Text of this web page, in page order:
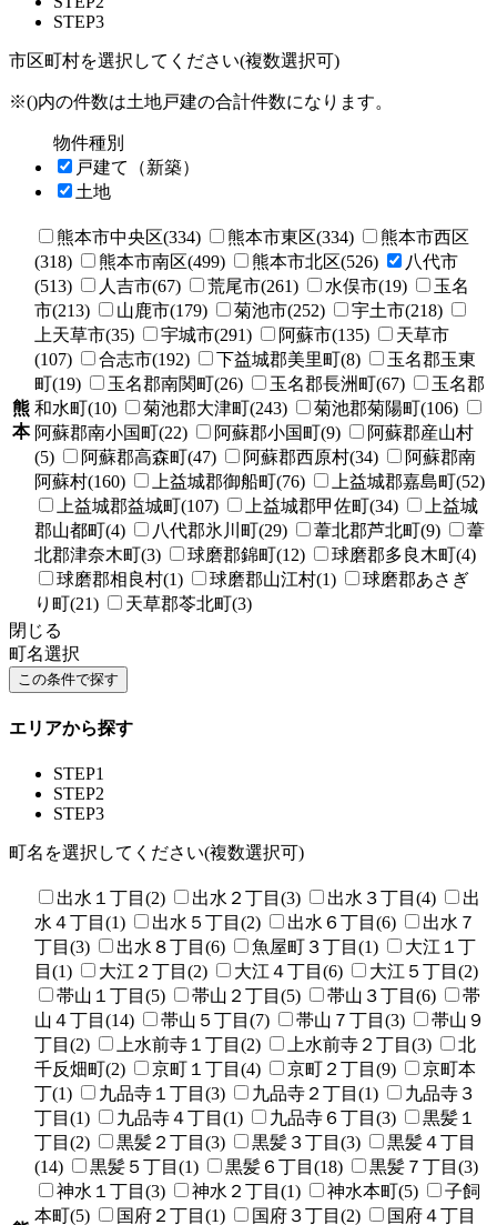
STEP3
市区町村を選択してください(複数選択可)
※()内の件数は土地戸建の合計件数になります。
物件種別
戸建て（新築）
土地
熊
本
熊本市中央区(334) 熊本市東区(334)
熊本市西区
(318)
熊本市南区(499) 熊本市北区(526)
八代市
(513)
人吉市(67) 荒尾市(261) 水俣市(19)
玉名
市(213)
山鹿市(179) 菊池市(252)
宇土市(218)
上天草市(35)
宇城市(291) 阿蘇市(135)
天草市
(107)
合志市(192) 下益城郡美里町(8)
玉名郡玉東
町(19)
玉名郡南関町(26) 玉名郡長洲町(67)
玉名郡
和水町(10)
菊池郡大津町(243)
菊池郡菊陽町(106)
阿蘇郡南小国町(22)
阿蘇郡小国町(9)
阿蘇郡産山村
(5)
阿蘇郡高森町(47) 阿蘇郡西原村(34)
阿蘇郡南
阿蘇村(160)
上益城郡御船町(76)
上益城郡嘉島町(52)
上益城郡益城町(107)
上益城郡甲佐町(34)
上益城
郡山都町(4)
八代郡氷川町(29) 葦北郡芦北町(9)
葦
北郡津奈木町(3)
球磨郡錦町(12)
球磨郡多良木町(4)
球磨郡相良村(1)
球磨郡山江村(1)
球磨郡あさぎ
り町(21)
天草郡苓北町(3)
閉じる
町名選択
エリアから探す
STEP1
STEP2
STEP3
町名を選択してください(複数選択可)
出水１丁目(2) 出水２丁目(3) 出水３丁目(4)
出
水４丁目(1)
出水５丁目(2) 出水６丁目(6)
出水７
丁目(3)
出水８丁目(6) 魚屋町３丁目(1)
大江１丁
目(1)
大江２丁目(2) 大江４丁目(6)
大江５丁目(2)
帯山１丁目(5)
帯山２丁目(5) 帯山３丁目(6)
帯
山４丁目(14)
帯山５丁目(7) 帯山７丁目(3)
帯山９
丁目(2)
上水前寺１丁目(2) 上水前寺２丁目(3)
北
千反畑町(2)
京町１丁目(4) 京町２丁目(9)
京町本
丁(1)
九品寺１丁目(3) 九品寺２丁目(1)
九品寺３
丁目(1)
九品寺４丁目(1) 九品寺６丁目(3)
黒髪１
丁目(2)
黒髪２丁目(3) 黒髪３丁目(3)
黒髪４丁目
(14)
黒髪５丁目(1) 黒髪６丁目(18)
黒髪７丁目(3)
神水１丁目(3)
神水２丁目(1) 神水本町(5)
子飼
本町(5)
国府２丁目(1) 国府３丁目(2)
国府４丁目